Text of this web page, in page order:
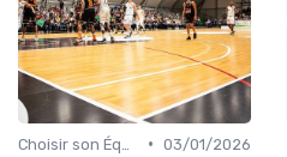
• 03/01/2026